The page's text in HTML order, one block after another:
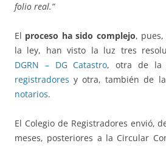
folio real.”
El proceso ha sido complejo,
la ley, han visto la luz tres
DGRN – DG Catastro, otra de la
registradores y otra, también de la
notarios.
El Colegio de Registradores envió,
meses, posteriores a la Circular